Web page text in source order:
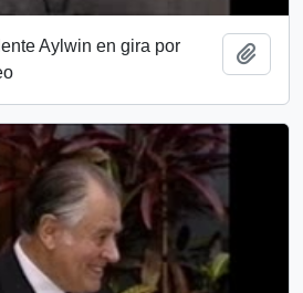
Aylwin en gira por